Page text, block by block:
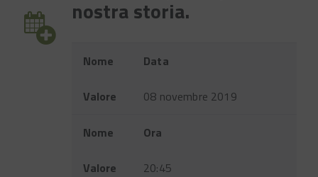
nostra storia.
Evento
Nome Data
Valore 08 novembre 2019
Nome Ora
Valore 20:45